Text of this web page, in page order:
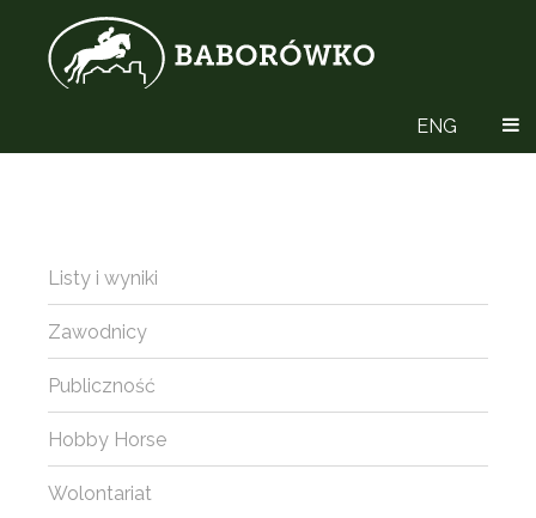
ENG
Listy i wyniki
Zawodnicy
Publiczność
Hobby Horse
Wolontariat